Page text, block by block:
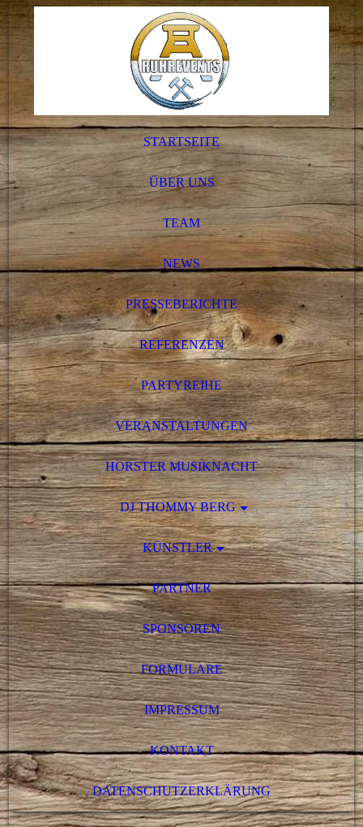
STARTSEITE
ÜBER UNS
TEAM
NEWS
PRESSEBERICHTE
REFERENZEN
PARTYREIHE
VERANSTALTUNGEN
HORSTER MUSIKNACHT
DJ THOMMY BERG
KÜNSTLER
PARTNER
SPONSOREN
FORMULARE
IMPRESSUM
KONTAKT
DATENSCHUTZERKLÄRUNG